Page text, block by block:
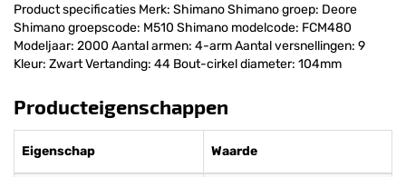
Product specificaties Merk: Shimano Shimano groep: Deore
Shimano groepscode: M510 Shimano modelcode: FCM480
Modeljaar: 2000 Aantal armen: 4-arm Aantal versnellingen: 9
Kleur: Zwart Vertanding: 44 Bout-cirkel diameter: 104mm
Producteigenschappen
Eigenschap Waarde